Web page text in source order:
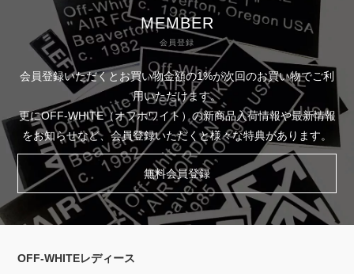
MEMBER
会員登録
会員登録いただくとお買い物金額の1%が次回のお買い物でご利
用いただけます。
更にOFF-WHITE（オフホワイト）の新商品入荷情報や最新情報
をお知らせなど、会員登録いただくと様々な特典があります。
無料会員登録
OFF-WHITEレディース